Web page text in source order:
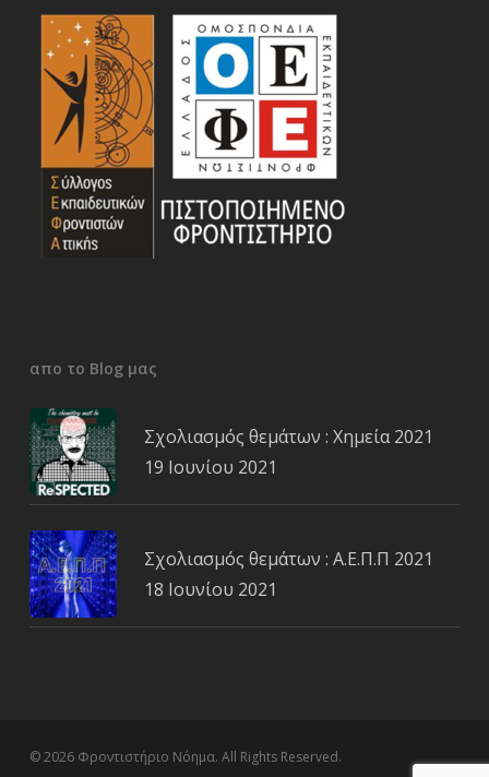
απο το Blog μας
Σχολιασμός θεμάτων : Χημεία 2021
19 Ιουνίου 2021
Σχολιασμός θεμάτων : Α.Ε.Π.Π 2021
18 Ιουνίου 2021
© 2026 Φροντιστήριο Νόημα. All Rights Reserved.